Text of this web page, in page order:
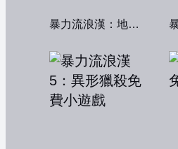
暴力流浪漢：地下秩序